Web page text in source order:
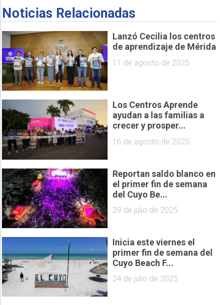
Noticias Relacionadas
Lanzó Cecilia los centros
de aprendizaje de Mérida
11 de agosto de 2025
Los Centros Aprende
ayudan a las familias a
crecer y prosper...
16 de agosto de 2025
Reportan saldo blanco en
el primer fin de semana
del Cuyo Be...
29 de julio de 2025
Inicia este viernes el
primer fin de semana del
Cuyo Beach F...
24 de julio de 2025